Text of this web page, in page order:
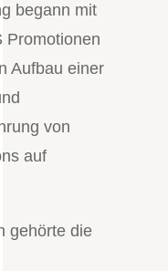
begann mit
Promotionen
Aufbau einer
von
auf
gehörte die